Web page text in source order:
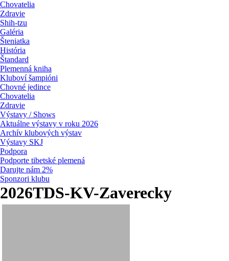
Chovatelia
Zdravie
Shih-tzu
Galéria
Šteniatka
História
Štandard
Plemenná kniha
Kluboví šampióni
Chovné jedince
Chovatelia
Zdravie
Výstavy / Shows
Aktuálne výstavy v roku 2026
Archív klubových výstav
Výstavy SKJ
Podpora
Podporte tibetské plemená
Darujte nám 2%
Sponzori klubu
2026TDS-KV-Zaverecky